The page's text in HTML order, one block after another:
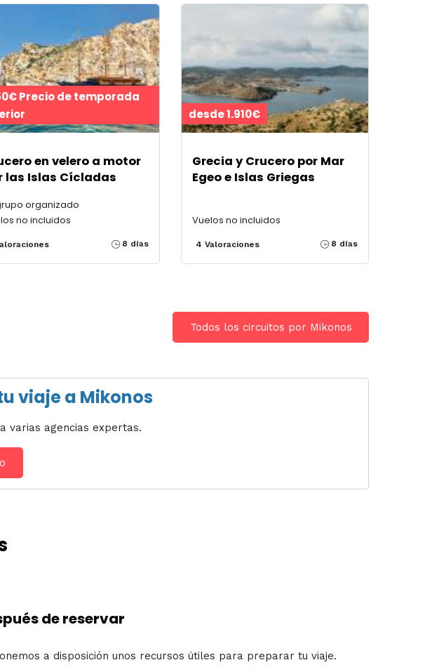
Precio de temporada
en velero a motor
las Islas Cícladas
organizado
no incluidos
8 días
desde 1.910€
Grecia y Crucero por Mar
Egeo e Islas Griegas
Vuelos no incluidos
4 Valoraciones 8 días
Todos los circuitos por Mikonos
viaje a Mikonos
varias agencias expertas.
de reservar
a disposición unos recursos útiles para preparar tu viaje.